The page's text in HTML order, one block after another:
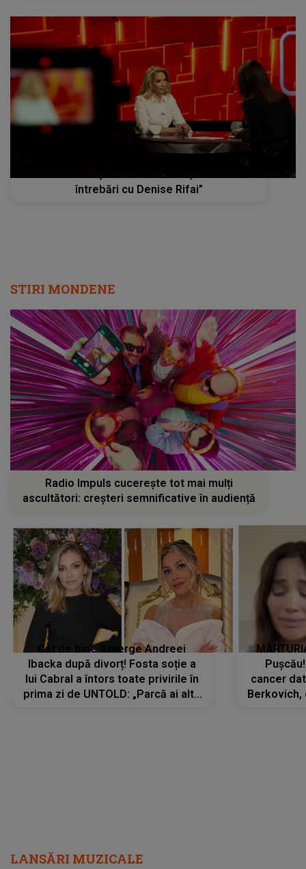
Ileana Badiu, duminica acesta, la “40 de
întrebări cu Denise Rifai”
STIRI MONDENE
Radio Impuls cucerește tot mai mulți
ascultători: creșteri semnificative în audiență
Cât de bine îi merge Andreei
Ibacka după divorț! Fosta soție a
lui Cabral a întors toate privirile în
prima zi de UNTOLD: „Parcă ai altă
cancer
Berkovich,
LANSĂRI MUZICALE